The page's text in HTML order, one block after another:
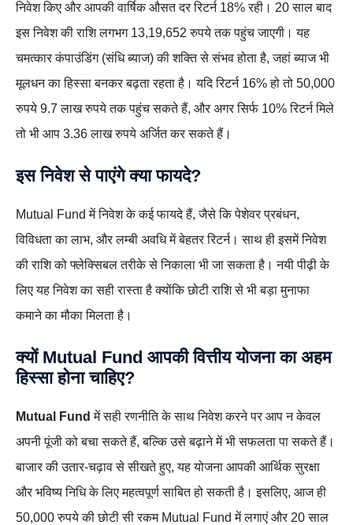
निवेश किए और आपकी वार्षिक औसत दर रिटर्न 18% रही। 20 साल बाद
इस निवेश की राशि लगभग 13,19,652 रुपये तक पहुंच जाएगी। यह
चमत्कार कंपाउंडिंग (संधि ब्याज) की शक्ति से संभव होता है, जहां ब्याज भी
मूलधन का हिस्सा बनकर बढ़ता रहता है। यदि रिटर्न 16% हो तो 50,000
रुपये 9.7 लाख रुपये तक पहुंच सकते हैं, और अगर सिर्फ 10% रिटर्न मिले
तो भी आप 3.36 लाख रुपये अर्जित कर सकते हैं।
इस निवेश से पाएंगे क्या फायदे?
Mutual Fund में निवेश के कई फायदे हैं, जैसे कि पेशेवर प्रबंधन,
विविधता का लाभ, और लम्बी अवधि में बेहतर रिटर्न। साथ ही इसमें निवेश
की राशि को फ्लेक्सिबल तरीके से निकाला भी जा सकता है। नयी पीढ़ी के
लिए यह निवेश का सही रास्ता है क्योंकि छोटी राशि से भी बड़ा मुनाफा
कमाने का मौका मिलता है।
क्यों Mutual Fund आपकी वित्तीय योजना का अहम
हिस्सा होना चाहिए?
Mutual Fund में सही रणनीति के साथ निवेश करने पर आप न केवल
अपनी पूंजी को बचा सकते हैं, बल्कि उसे बढ़ाने में भी सफलता पा सकते हैं।
बाजार की उतार-चढ़ाव से सीखते हुए, यह योजना आपकी आर्थिक सुरक्षा
और भविष्य निधि के लिए महत्वपूर्ण साबित हो सकती है। इसलिए, आज ही
50,000 रुपये की छोटी सी रकम Mutual Fund में लगाएं और 20 साल